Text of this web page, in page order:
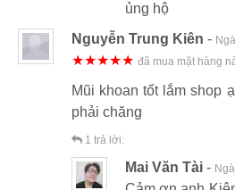
ủng hộ
Nguyễn Trung Kiên -
★★★★★ đã mua mặt hàng
Mũi khoan tốt lắm shop
phải chăng
1 trả lời:
Mai Văn Tài -